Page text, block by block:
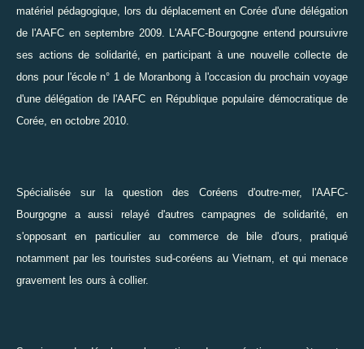
matériel pédagogique, lors du déplacement en Corée d'une délégation
de l'AAFC en septembre 2009. L'AAFC-Bourgogne entend poursuivre
ses actions de solidarité, en participant à une nouvelle collecte de
dons pour l'école n° 1 de Moranbong à l'occasion du prochain voyage
d'une délégation de l'AAFC en République populaire démocratique de
Corée, en octobre 2010.
Spécialisée sur la question des Coréens d'outre-mer, l'AAFC-
Bourgogne a aussi relayé d'autres campagnes de solidarité, en
s'opposant en particulier au
commerce de bile d'ours , pratiqué
notamment par les touristes sud-coréens au Vietnam, et qui menace
gravement les ours à collier.